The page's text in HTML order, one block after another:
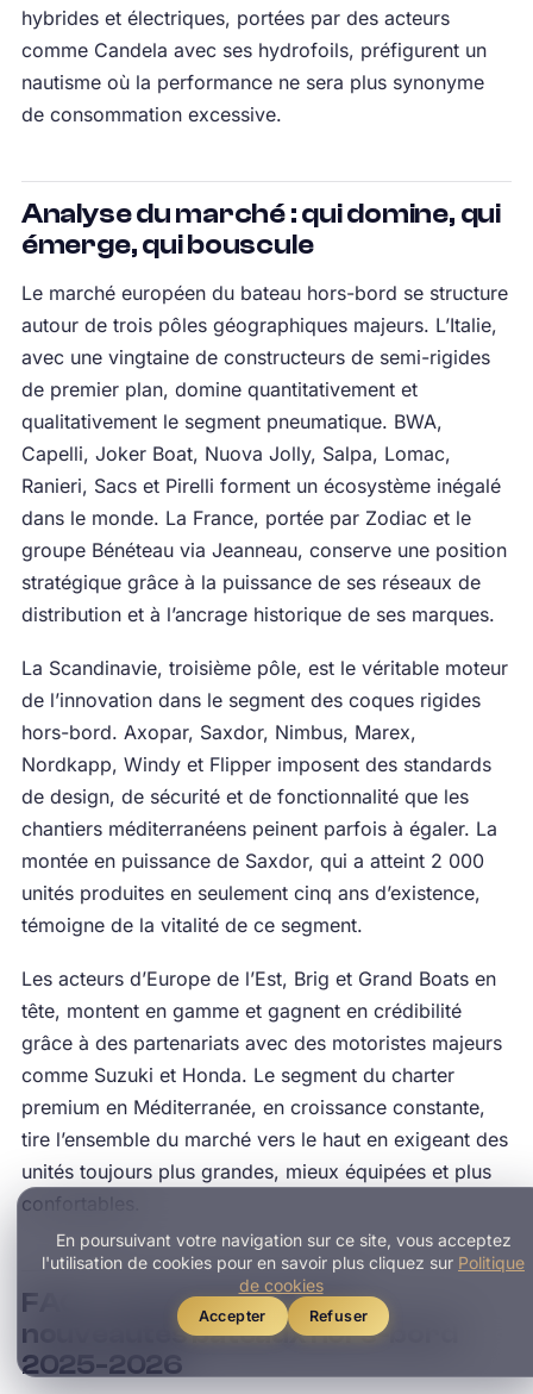
En poursuivant votre navigation sur ce site, vous acceptez
l'utilisation de cookies pour en savoir plus cliquez sur Politique
de cookies
Accepter Refuser
hybrides et électriques, portées par des acteurs
comme Candela avec ses hydrofoils, préfigurent un
nautisme où la performance ne sera plus synonyme
de consommation excessive.
Analyse du marché : qui domine, qui
émerge, qui bouscule
Le marché européen du bateau hors-bord se structure
autour de trois pôles géographiques majeurs. L’Italie,
avec une vingtaine de constructeurs de semi-rigides
de premier plan, domine quantitativement et
qualitativement le segment pneumatique. BWA,
Capelli, Joker Boat, Nuova Jolly, Salpa, Lomac,
Ranieri, Sacs et Pirelli forment un écosystème inégalé
dans le monde. La France, portée par Zodiac et le
groupe Bénéteau via Jeanneau, conserve une position
stratégique grâce à la puissance de ses réseaux de
distribution et à l’ancrage historique de ses marques.
La Scandinavie, troisième pôle, est le véritable moteur
de l’innovation dans le segment des coques rigides
hors-bord. Axopar, Saxdor, Nimbus, Marex,
Nordkapp, Windy et Flipper imposent des standards
de design, de sécurité et de fonctionnalité que les
chantiers méditerranéens peinent parfois à égaler. La
montée en puissance de Saxdor, qui a atteint 2 000
unités produites en seulement cinq ans d’existence,
témoigne de la vitalité de ce segment.
Les acteurs d’Europe de l’Est, Brig et Grand Boats en
tête, montent en gamme et gagnent en crédibilité
grâce à des partenariats avec des motoristes majeurs
comme Suzuki et Honda. Le segment du charter
premium en Méditerranée, en croissance constante,
tire l’ensemble du marché vers le haut en exigeant des
unités toujours plus grandes, mieux équipées et plus
confortables.
FAQ : Tout savoir sur les
nouveautés bateaux hors-bord
2025-2026